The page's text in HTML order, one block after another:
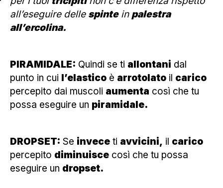
all’eseguire delle spintein palestra
all’ercolina.
PIRAMIDALE: Quindi se ti allontani dal
punto in cui l’elastico è arrotolato il carico
percepito dai muscoli aumenta così che tu
possa eseguire un piramidale.
DROPSET: Se invece ti avvicini, il carico
percepito diminuisce così che tu possa
eseguire un dropset.